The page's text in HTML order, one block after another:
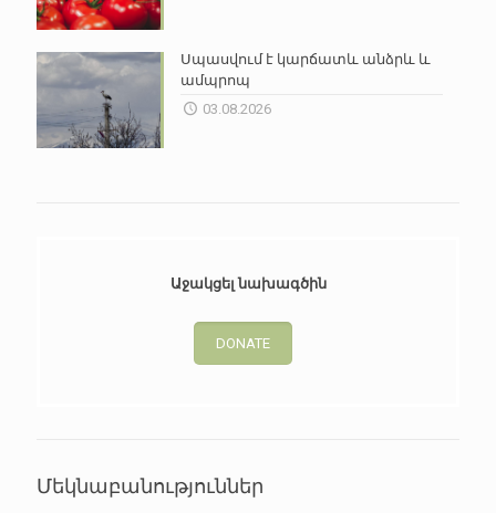
Սպասվում է կարճատև անձրև և
ամպրոպ
03.08.2026
Աջակցել նախագծին
DONATE
Մեկնաբանություններ